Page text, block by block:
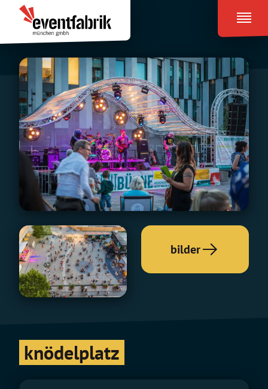
Inhalt
springen
Eventfabrik
München
bilder
knödelplatz